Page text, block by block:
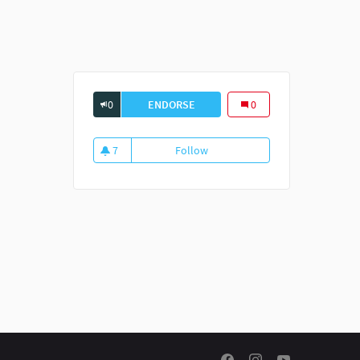
0 ENDORSE SUIVRE L&#39;ACTUALITE
0
7
7 followers
FollowSuivre l'actualite